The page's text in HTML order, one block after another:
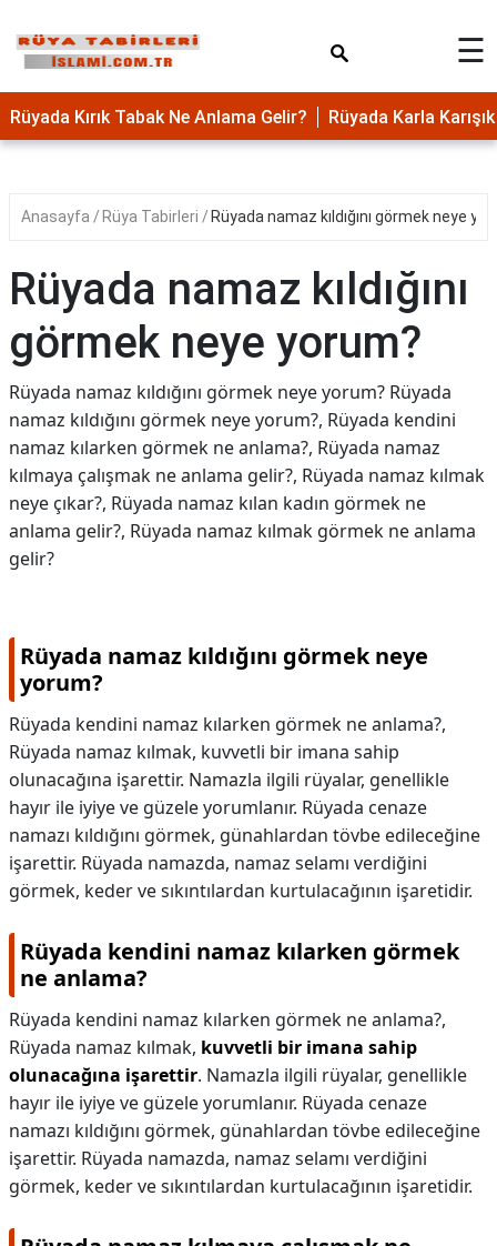
☰
Rüyada Kırık Tabak Ne Anlama Gelir? Rüyada Karla
Anasayfa Rüya Tabirleri Rüyada namaz kıldığını görmek neye
Rüyada namaz kıldığını
görmek neye yorum?
Rüyada namaz kıldığını görmek neye yorum? Rüyada
namaz kıldığını görmek neye yorum?, Rüyada kendini
namaz kılarken görmek ne anlama?, Rüyada namaz
kılmaya çalışmak ne anlama gelir?, Rüyada namaz kılmak
neye çıkar?, Rüyada namaz kılan kadın görmek ne
anlama gelir?, Rüyada namaz kılmak görmek ne anlama
gelir?
Rüyada namaz kıldığını görmek neye
yorum?
Rüyada kendini namaz kılarken görmek ne anlama?,
Rüyada namaz kılmak, kuvvetli bir imana sahip
olunacağına işarettir. Namazla ilgili rüyalar, genellikle
hayır ile iyiye ve güzele yorumlanır. Rüyada cenaze
namazı kıldığını görmek, günahlardan tövbe edileceğine
işarettir. Rüyada namazda, namaz selamı verdiğini
görmek, keder ve sıkıntılardan kurtulacağının işaretidir.
Rüyada kendini namaz kılarken görmek
ne anlama?
Rüyada kendini namaz kılarken görmek ne anlama?,
Rüyada namaz kılmak, kuvvetli bir imana sahip
olunacağına işarettir. Namazla ilgili rüyalar, genellikle
hayır ile iyiye ve güzele yorumlanır. Rüyada cenaze
namazı kıldığını görmek, günahlardan tövbe edileceğine
işarettir. Rüyada namazda, namaz selamı verdiğini
görmek, keder ve sıkıntılardan kurtulacağının işaretidir.